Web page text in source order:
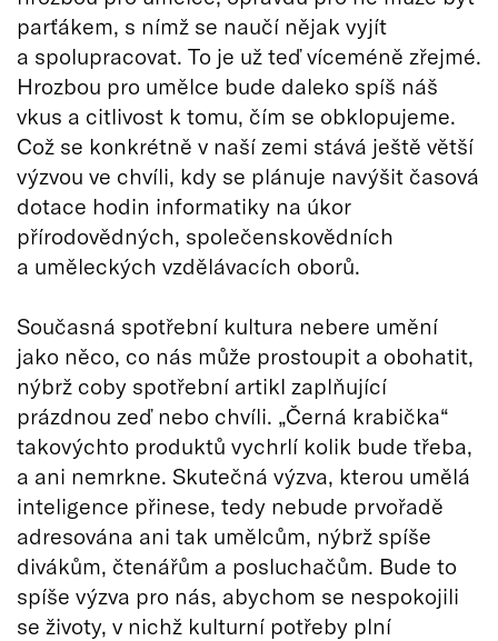
parťákem, s nímž se naučí nějak vyjít
a spolupracovat. To je už teď víceméně zřejmé.
Hrozbou pro umělce bude daleko spíš náš
vkus a citlivost k tomu, čím se obklopujeme.
Což se konkrétně v naší zemi stává ještě větší
výzvou ve chvíli, kdy se plánuje navýšit časová
dotace hodin informatiky na úkor
přírodovědných, společenskovědních
a uměleckých vzdělávacích oborů.
Současná spotřební kultura nebere umění
jako něco, co nás může prostoupit a obohatit,
nýbrž coby spotřební artikl zaplňující
prázdnou zeď nebo chvíli. „Černá krabička“
takovýchto produktů vychrlí kolik bude třeba,
a ani nemrkne. Skutečná výzva, kterou umělá
inteligence přinese, tedy nebude prvořadě
adresována ani tak umělcům, nýbrž spíše
divákům, čtenářům a posluchačům. Bude to
spíše výzva pro nás, abychom se nespokojili
se životy, v nichž kulturní potřeby plní